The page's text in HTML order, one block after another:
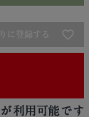
に登録する